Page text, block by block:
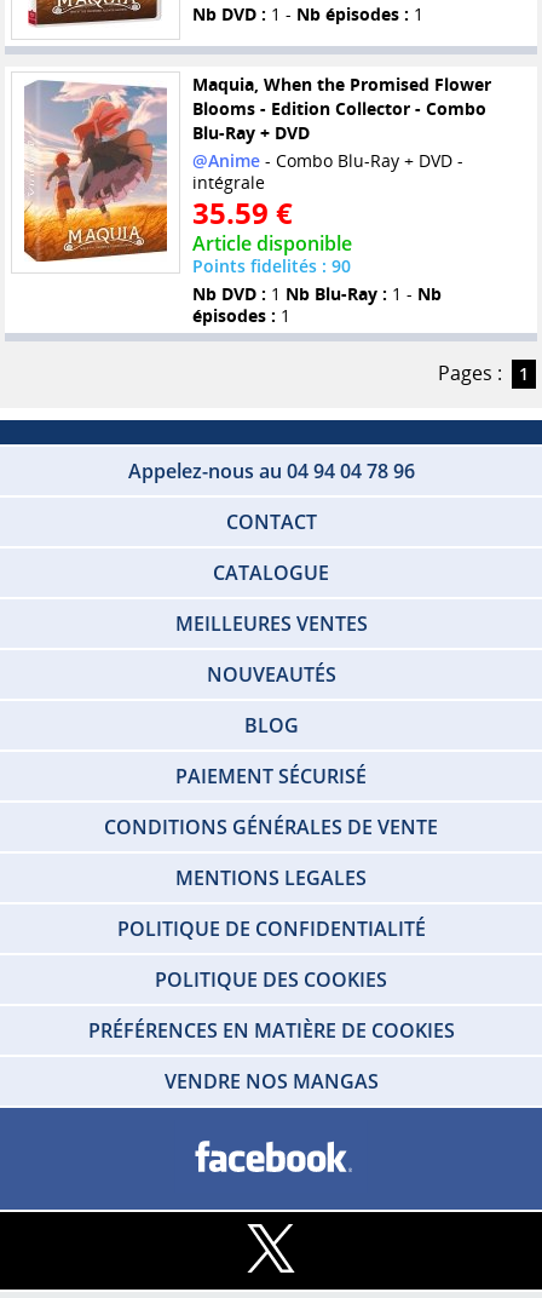
Nb DVD : 1 - Nb épisodes : 1
Maquia, When the Promised Flower
Blooms - Edition Collector - Combo
Blu-Ray + DVD
@Anime- Combo Blu-Ray + DVD -
intégrale
35.59 €
Article disponible
Points fidelités : 90
Nb DVD : 1 Nb Blu-Ray : 1 - Nb
épisodes : 1
Pages : 1
Appelez-nous au 04 94 04 78 96
CONTACT
CATALOGUE
MEILLEURES VENTES
NOUVEAUTÉS
BLOG
PAIEMENT SÉCURISÉ
CONDITIONS GÉNÉRALES DE VENTE
MENTIONS LEGALES
POLITIQUE DE CONFIDENTIALITÉ
POLITIQUE DES COOKIES
PRÉFÉRENCES EN MATIÈRE DE COOKIES
VENDRE NOS MANGAS